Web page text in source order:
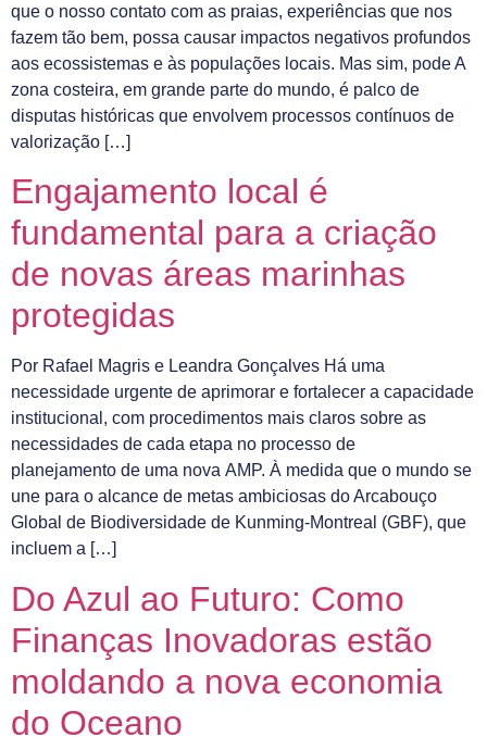
que o nosso contato com as praias, experiências que nos
fazem tão bem, possa causar impactos negativos profundos
aos ecossistemas e às populações locais. Mas sim, pode A
zona costeira, em grande parte do mundo, é palco de
disputas históricas que envolvem processos contínuos de
valorização […]
Engajamento local é
fundamental para a criação
de novas áreas marinhas
protegidas
Por Rafael Magris e Leandra Gonçalves Há uma
necessidade urgente de aprimorar e fortalecer a capacidade
institucional, com procedimentos mais claros sobre as
necessidades de cada etapa no processo de
planejamento de uma nova AMP. À medida que o mundo se
une para o alcance de metas ambiciosas do Arcabouço
Global de Biodiversidade de Kunming-Montreal (GBF), que
incluem a […]
Do Azul ao Futuro: Como
Finanças Inovadoras estão
moldando a nova economia
do Oceano